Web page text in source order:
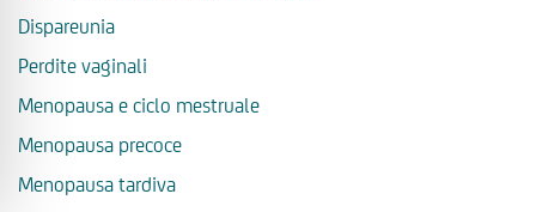
Dispareunia
Perdite vaginali
Menopausa e ciclo mestruale
Menopausa precoce
Menopausa tardiva